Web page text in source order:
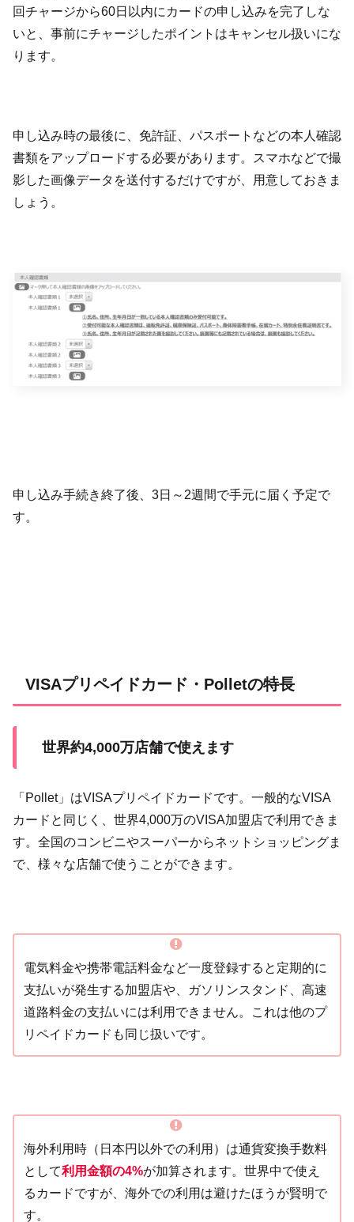
回チャージから60日以内にカードの申し込みを完了しな
いと、事前にチャージしたポイントはキャンセル扱いにな
ります。
申し込み時の最後に、免許証、パスポートなどの本人確認
書類をアップロードする必要があります。スマホなどで撮
影した画像データを送付するだけですが、用意しておきま
しょう。
申し込み手続き終了後、3日～2週間で手元に届く予定で
す。
VISAプリペイドカード・Polletの特長
世界約4,000万店舗で使えます
「Pollet」はVISAプリペイドカードです。一般的なVISA
カードと同じく、世界4,000万のVISA加盟店で利用できま
す。全国のコンビニやスーパーからネットショッピングま
で、様々な店舗で使うことができます。
電気料金や携帯電話料金など一度登録すると定期的に
支払いが発生する加盟店や、ガソリンスタンド、高速
道路料金の支払いには利用できません。これは他のプ
リペイドカードも同じ扱いです。
海外利用時（日本円以外での利用）は通貨変換手数料
として利用金額の4%が加算されます。世界中で使え
るカードですが、海外での利用は避けたほうが賢明で
す。